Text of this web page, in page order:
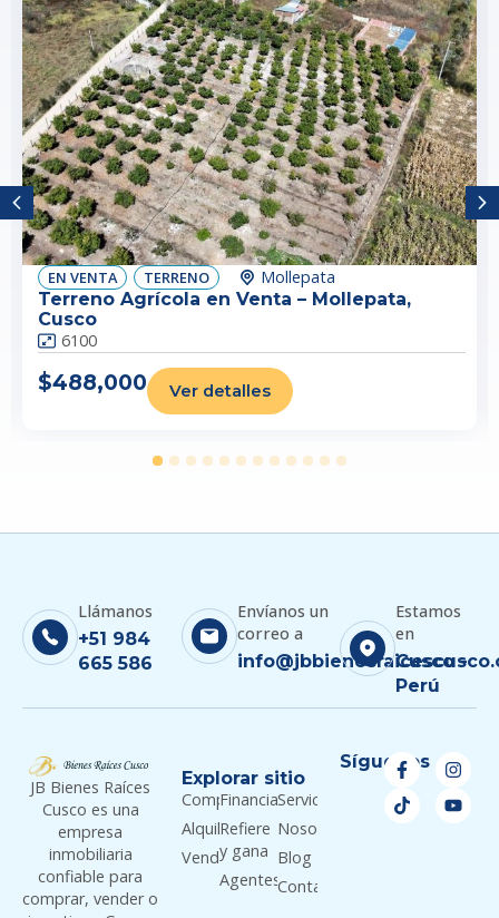
EN VENTA TERRENO
Mollepata
Terreno Agrícola en Venta – Mollepata,
Cusco
6100
$488,000 Ver detalles
4 5 6 7 8 9 10 11 12
+51 984
665 586
Llámanos
Envíanos un
correo a
Cusco -
Perú
Estamos
en
JB Bienes Raíces
Cusco es una
empresa
inmobiliaria
confiable para
comprar, vender o
Explorar sitio
Comprar
Alquilar
Vender
Financiamiento
Refiere
y gana
Agentes
Servicios
Nosotros
Blog
Contacto
Síguenos